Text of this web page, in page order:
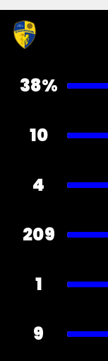
38%
10
4
209
1
9